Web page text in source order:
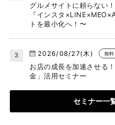
グルメサイトに頼らない
『インスタ
トを最小化へ！〜
2026/08/27(木) 無料
お店の成長を加速させる
金」活用セミナー
セミナー一